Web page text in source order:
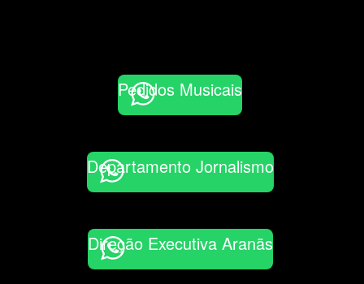
Pedidos Musicais
Departamento Jornalismo
Direção Executiva Aranãs